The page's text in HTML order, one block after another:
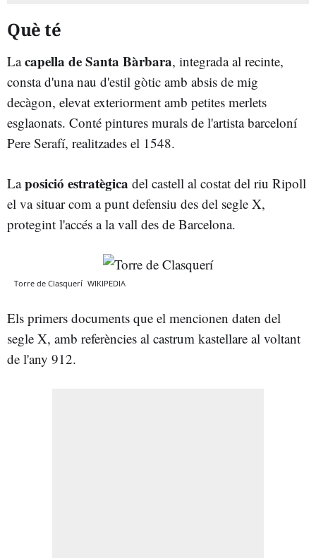
Què té
Lacapella de Santa Bàrbara, integrada al recinte,
consta d'una nau d'estil gòtic amb absis de mig
decàgon, elevat exteriorment amb petites merlets
esglaonats. Conté pintures murals de l'artista barceloní
Pere Serafí, realitzades el 1548.
Laposició estratègica del castell al costat del riu Ripoll
el va situar com a punt defensiu des del segle X,
protegint l'accés a la vall des de Barcelona.
Torre de Clasquerí WIKIPEDIA
Els primers documents que el mencionen daten del
segle X, amb referències al castrum kastellare al voltant
de l'any 912.